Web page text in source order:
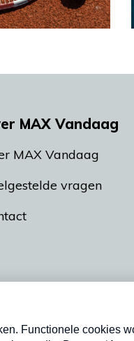
MAX Vandaag
MAX Vandaag
vragen